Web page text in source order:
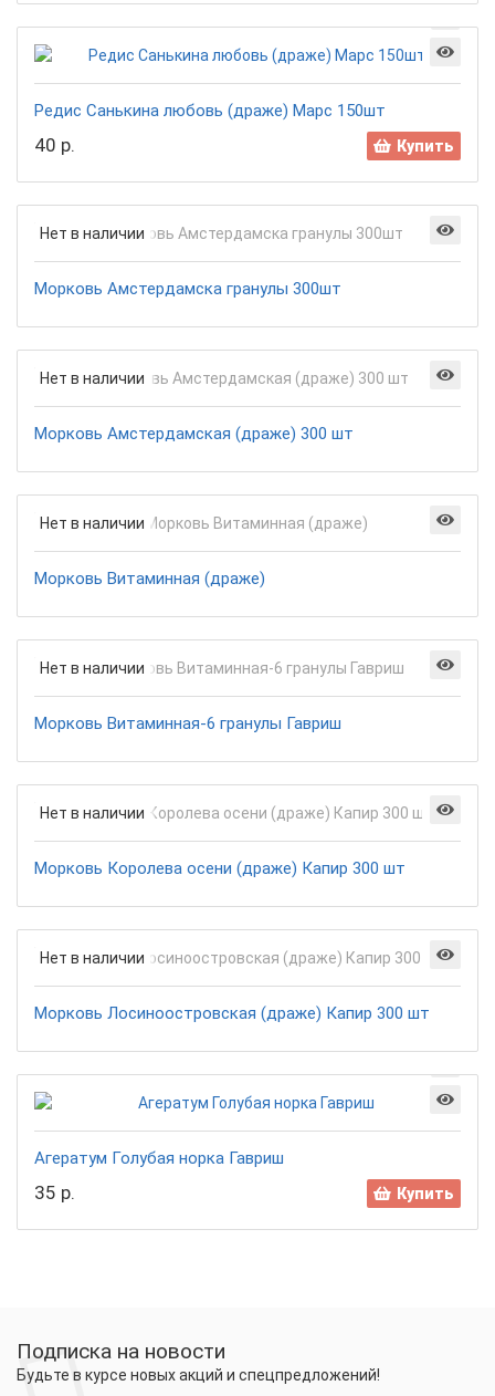
Редис Санькина любовь (драже) Марс 150шт
40 р. Купить
Нет в наличии
Морковь Амстердамска гранулы 300шт
Нет в наличии
Морковь Амстердамская (драже) 300 шт
Нет в наличии
Морковь Витаминная (драже)
Нет в наличии
Морковь Витаминная-6 гранулы Гавриш
Нет в наличии
Морковь Королева осени (драже) Капир 300 шт
Нет в наличии
Морковь Лосиноостровская (драже) Капир 300 шт
Агератум Голубая норка Гавриш
35 р. Купить
Подписка на новости
Будьте в курсе новых акций и спецпредложений!